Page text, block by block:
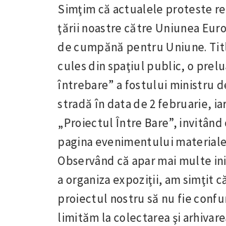
Simţim că actualele proteste
ţării noastre către Uniunea
de cumpănă pentru Uniune.
cules din spaţiul public, o
întrebare” a fostului ministru
stradă în data de 2 februarie,
„Proiectul Între Bare”,
pagina evenimentului
Observând că apar mai multe
a organiza expoziţii, am simţit
proiectul nostru să nu fie
limităm la colectarea şi